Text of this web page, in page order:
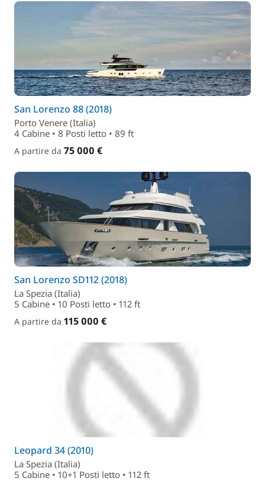
San Lorenzo 88 (2018)
Porto Venere (Italia)
4 Cabine • 8 Posti letto • 89 ft
A partire da 75 000 €
San Lorenzo SD112 (2018)
La Spezia (Italia)
5 Cabine • 10 Posti letto • 112 ft
A partire da 115 000 €
Leopard 34 (2010)
La Spezia (Italia)
5 Cabine • 10+1 Posti letto • 112 ft